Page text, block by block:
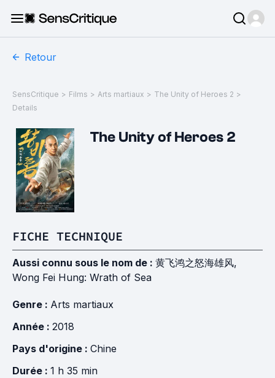
Retour
SensCritique > Films > Arts martiaux > The Unity of Heroes 2 >
Details
The Unity of Heroes 2
FICHE TECHNIQUE
Aussi connu sous le nom de : 黄飞鸿之怒海雄风,
Wong Fei Hung: Wrath of Sea
Genre : Arts martiaux
Année : 2018
Pays d'origine : Chine
Durée : 1 h 35 min